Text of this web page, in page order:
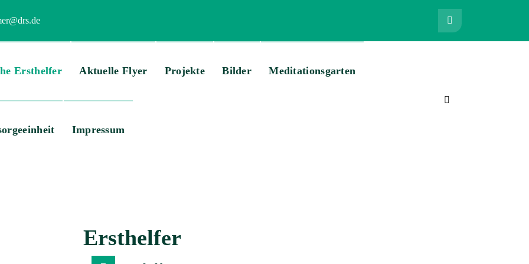
Ersthelfer Aktuelle Flyer Projekte Bilder Meditationsgarten
Impressum
Ersthelfer